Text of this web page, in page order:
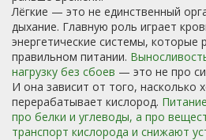
Лёгкие — это не единственный
дыхание. Главную роль играет
энергетические системы, которые
правильном питании.
нагрузку без сбоев — это не про
И она зависит от того, насколько
перерабатывает кислород.
про белки и углеводы, а про
транспорт кислорода и снижают